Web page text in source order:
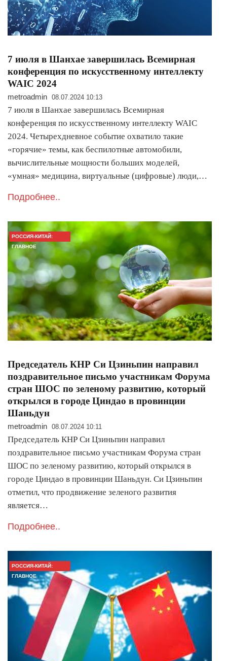
7 июля в Шанхае завершилась Всемирная
конференция по искусственному интеллекту
WAIC 2024
metroadmin 08.07.2024 10:13
7 июля в Шанхае завершилась Всемирная
конференция по искусственному интеллекту WAIC
2024. Четырехдневное событие охватило такие
«горячие» темы, как беспилотные автомобили,
вычислительные мощности больших моделей,
«умная» медицина, виртуальные (цифровые) люди,…
Подробнее..
РОССИЯ-КИТАЙ:
ГЛАВНОЕ
Председатель КНР Си Цзиньпин направил
поздравительное письмо участникам Форума
стран ШОС по зеленому развитию, который
открылся в городе Циндао в провинции
Шаньдун
metroadmin 08.07.2024 10:11
Председатель КНР Си Цзиньпин направил
поздравительное письмо участникам Форума стран
ШОС по зеленому развитию, который открылся в
городе Циндао в провинции Шаньдун. Си Цзиньпин
отметил, что продвижение зеленого развития
является…
Подробнее..
РОССИЯ-КИТАЙ:
ГЛАВНОЕ